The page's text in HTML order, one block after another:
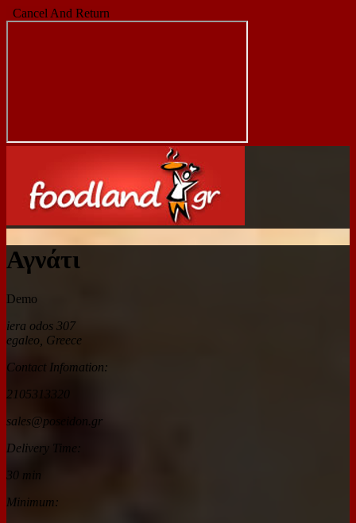
Cancel And Return
Αγνάτι
Demo
iera odos 307
egaleo Greece
Contact Infomation:
2105313320
sales@poseidon.gr
Delivery Time:
30 min
Minimum: